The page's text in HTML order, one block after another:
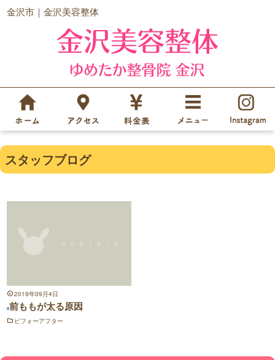
金沢市｜金沢美容整体
スタッフブログ
2019年09月4日
前ももが太る原因
ビフォーアフター